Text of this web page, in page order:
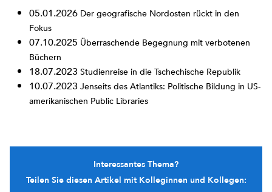
05.01.2026 Der geografische Nordosten rückt in den
Fokus
07.10.2025 Überraschende Begegnung mit verbotenen
Büchern
18.07.2023Studienreise in die Tschechische Republik
10.07.2023Jenseits des Atlantiks: Politische Bildung in US-
amerikanischen Public Libraries
Interessantes Thema?
Teilen Sie diesen Artikel mit Kolleginnen und Kollegen: